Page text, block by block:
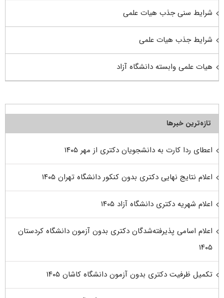
شرایط سنی جذب هیات علمی
شرایط جذب هیات علمی
هیات علمی وابسته دانشگاه آزاد
تازه‌ترین خبرها
اعطای ردا کارت به دانشجویان دکتری از مهر ۱۴۰۵
اعلام نتایج نهایی دکتری بدون کنکور دانشگاه تهران ۱۴۰۵
اعلام شهریه دکتری دانشگاه آزاد ۱۴۰۵
اعلام اسامی پذیرفته‌شدگان دکتری بدون آزمون دانشگاه کردستان
۱۴۰۵
تکمیل ظرفیت دکتری بدون آزمون دانشگاه کاشان ۱۴۰۵